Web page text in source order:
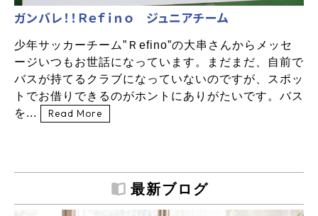
ガンバレ！！Ｒｅｆｉｎｏ ジュニアチーム
少年サッカーチーム”Ｒefino”の大串さんからメッセ
ージいつもお世話になっています。まだまだ、自前で
バスが持てるクラブになっていないのですが、スポッ
トでお借りできるのがホントにありがたいです。バス
を...
Read More
最新ブログ